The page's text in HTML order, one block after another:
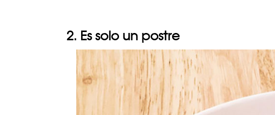
2. Es solo un postre